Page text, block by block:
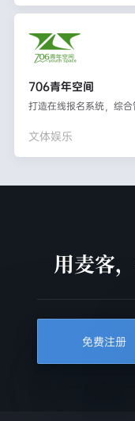
706青年空间
打造在线报名系统，综
文体娱乐
用麦客
免费注册